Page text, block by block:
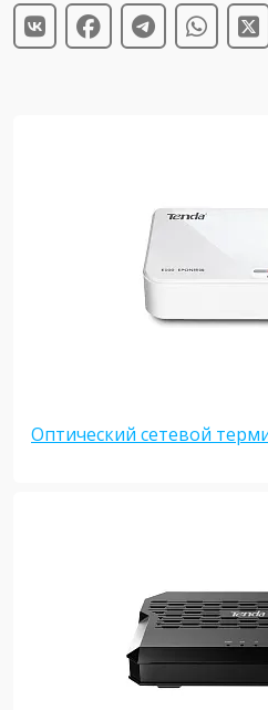
Оптический сетевой